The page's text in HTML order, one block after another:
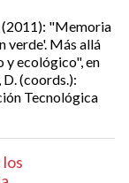
(2011): "Memoria
verde'. Más allá
ecológico", en
D. (coords.):
Tecnológica